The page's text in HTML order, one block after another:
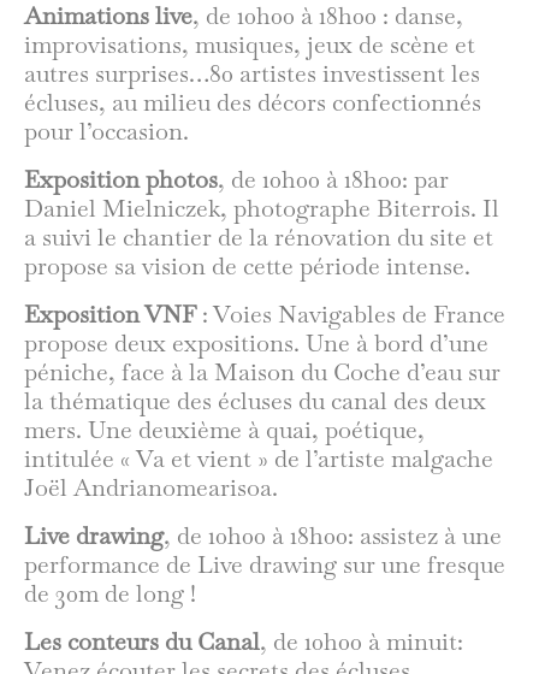
Animations live, de 10h00 à 18h00 : danse,
improvisations, musiques, jeux de scène et
autres surprises…80 artistes investissent les
écluses, au milieu des décors confectionnés
pour l’occasion.
Exposition photos, de 10h00 à 18h00: par
Daniel Mielniczek, photographe Biterrois. Il
a suivi le chantier de la rénovation du site et
propose sa vision de cette période intense.
Exposition VNF: Voies Navigables de France
propose deux expositions. Une à bord d’une
péniche, face à la Maison du Coche d’eau sur
la thématique des écluses du canal des deux
mers. Une deuxième à quai, poétique,
intitulée « Va et vient » de l’artiste malgache
Joël Andrianomearisoa.
Live drawing, de 10h00 à 18h00: assistez à une
performance de Live drawing sur une fresque
de 30m de long !
Les conteurs du Canal, de 10h00 à minuit: